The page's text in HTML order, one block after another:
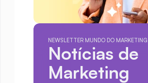
NEWSLETTER MUNDO DO MARKETING
Notícias de
Marketing